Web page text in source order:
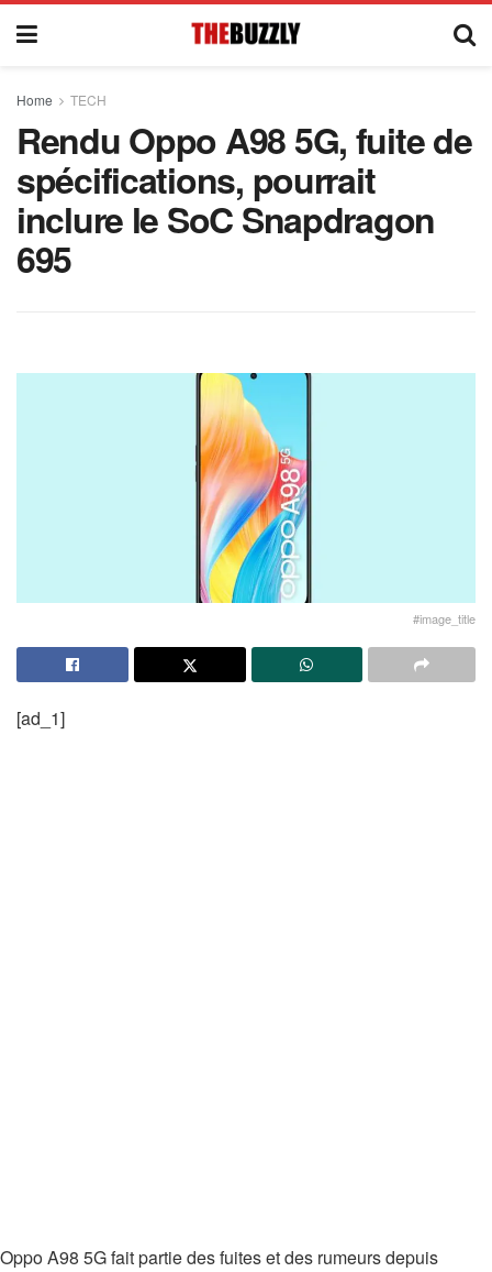
Home TECH
Rendu Oppo A98 5G, fuite de
spécifications, pourrait
inclure le SoC Snapdragon
695
#image_title
[ad_1]
Oppo A98 5G fait partie des fuites et des rumeurs depuis